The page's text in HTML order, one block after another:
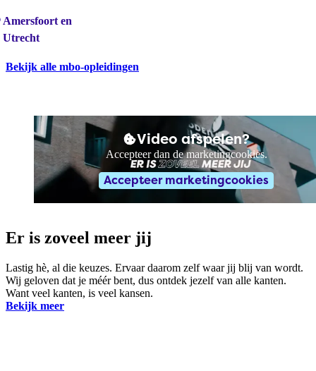
Amersfoort en
Utrecht
Bekijk alle mbo-opleidingen
Er is zoveel meer jij
Lastig hè, al die keuzes. Ervaar daarom zelf waar jij blij van wordt.
Wij geloven dat je méér bent, dus ontdek jezelf van alle kanten.
Want veel kanten, is veel kansen.
Bekijk meer
Video afspelen?
Accepteer dan de marketingcookies.
Accepteer marketingcookies